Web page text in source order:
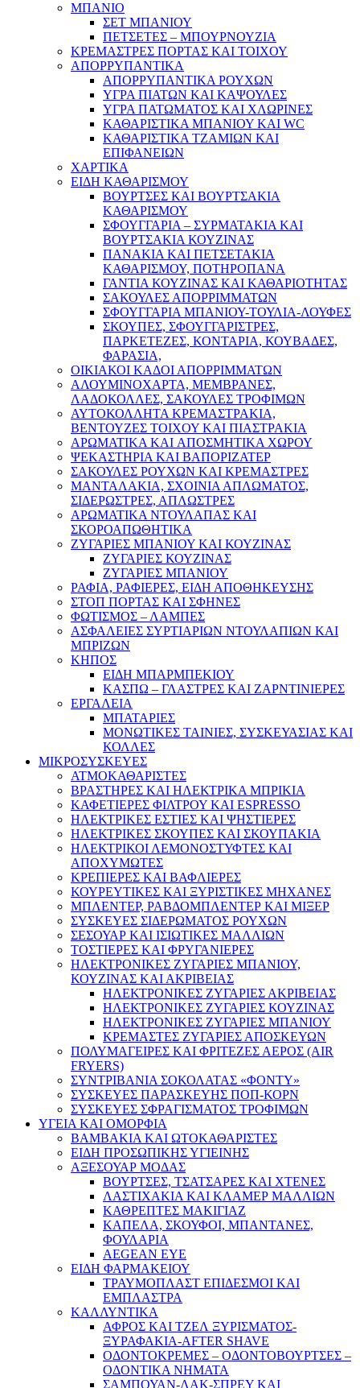
ΜΠΑΝΙΟ
ΣΕΤ ΜΠΑΝΙΟΥ
ΠΕΤΣΕΤΕΣ – ΜΠΟΥΡΝΟΥΖΙΑ
ΚΡΕΜΑΣΤΡΕΣ ΠΟΡΤΑΣ ΚΑΙ ΤΟΙΧΟΥ
ΑΠΟΡΡΥΠΑΝΤΙΚΑ
ΑΠΟΡΡΥΠΑΝΤΙΚΑ ΡΟΥΧΩΝ
ΥΓΡΑ ΠΙΑΤΩΝ ΚΑΙ ΚΑΨΟΥΛΕΣ
ΥΓΡΑ ΠΑΤΩΜΑΤΟΣ ΚΑΙ ΧΛΩΡΙΝΕΣ
ΚΑΘΑΡΙΣΤΙΚΑ ΜΠΑΝΙΟΥ ΚΑΙ WC
ΚΑΘΑΡΙΣΤΙΚΑ ΤΖΑΜΙΩΝ ΚΑΙ
ΕΠΙΦΑΝΕΙΩΝ
ΧΑΡΤΙΚΑ
ΕΙΔΗ ΚΑΘΑΡΙΣΜΟΥ
ΒΟΥΡΤΣΕΣ ΚΑΙ ΒΟΥΡΤΣΑΚΙΑ
ΚΑΘΑΡΙΣΜΟΥ
ΣΦΟΥΓΓΑΡΙΑ – ΣΥΡΜΑΤΑΚΙΑ ΚΑΙ
ΒΟΥΡΤΣΑΚΙΑ ΚΟΥΖΙΝΑΣ
ΠΑΝΑΚΙΑ ΚΑΙ ΠΕΤΣΕΤΑΚΙΑ
ΚΑΘΑΡΙΣΜΟΥ, ΠΟΤΗΡΟΠΑΝΑ
ΓΑΝΤΙΑ ΚΟΥΖΙΝΑΣ ΚΑΙ ΚΑΘΑΡΙΟΤΗΤΑΣ
ΣΑΚΟΥΛΕΣ ΑΠΟΡΡΙΜΜΑΤΩΝ
ΣΦΟΥΓΓΑΡΙΑ ΜΠΑΝΙΟΥ-ΤΟΥΛΙΑ-ΛΟΥΦΕΣ
ΣΚΟΥΠΕΣ, ΣΦΟΥΓΓΑΡΙΣΤΡΕΣ,
ΠΑΡΚΕΤΕΖΕΣ, ΚΟΝΤΑΡΙΑ, ΚΟΥΒΑΔΕΣ,
ΦΑΡΑΣΙΑ,
ΟΙΚΙΑΚΟΙ ΚΑΔΟΙ ΑΠΟΡΡΙΜΜΑΤΩΝ
ΑΛΟΥΜΙΝΟΧΑΡΤΑ, ΜΕΜΒΡΑΝΕΣ,
ΛΑΔΟΚΟΛΛΕΣ, ΣΑΚΟΥΛΕΣ ΤΡΟΦΙΜΩΝ
ΑΥΤΟΚΟΛΛΗΤΑ ΚΡΕΜΑΣΤΡΑΚΙΑ,
ΒΕΝΤΟΥΖΕΣ ΤΟΙΧΟΥ ΚΑΙ ΠΙΑΣΤΡΑΚΙΑ
ΑΡΩΜΑΤΙΚΑ KAI ΑΠΟΣΜΗΤΙΚΑ ΧΩΡΟΥ
ΨΕΚΑΣΤΗΡΙΑ ΚΑΙ ΒΑΠΟΡΙΖΑΤΕΡ
ΣΑΚΟΥΛΕΣ ΡΟΥΧΩΝ ΚΑΙ ΚΡΕΜΑΣΤΡΕΣ
ΜΑΝΤΑΛΑΚΙΑ, ΣΧΟΙΝΙΑ ΑΠΛΩΜΑΤΟΣ,
ΣΙΔΕΡΩΣΤΡΕΣ, ΑΠΛΩΣΤΡΕΣ
ΑΡΩΜΑΤΙΚΑ ΝΤΟΥΛΑΠΑΣ ΚΑΙ
ΣΚΟΡΟΑΠΩΘΗΤΙΚΑ
ΖΥΓΑΡΙΕΣ ΜΠΑΝΙΟΥ ΚΑΙ ΚΟΥΖΙΝΑΣ
ΖΥΓΑΡΙΕΣ ΚΟΥΖΙΝΑΣ
ΖΥΓΑΡΙΕΣ ΜΠΑΝΙΟΥ
ΡΑΦΙΑ, ΡΑΦΙΕΡΕΣ, ΕΙΔΗ ΑΠΟΘΗΚΕΥΣΗΣ
ΣΤΟΠ ΠΟΡΤΑΣ ΚΑΙ ΣΦΗΝΕΣ
ΦΩΤΙΣΜΟΣ – ΛΑΜΠΕΣ
ΑΣΦΑΛΕΙΕΣ ΣΥΡΤΙΑΡΙΩΝ ΝΤΟΥΛΑΠΙΩΝ ΚΑΙ
ΜΠΡΙΖΩΝ
ΚΗΠΟΣ
ΕΙΔΗ ΜΠΑΡΜΠΕΚΙΟΥ
ΚΑΣΠΩ – ΓΛΑΣΤΡΕΣ ΚΑΙ ΖΑΡΝΤΙΝΙΕΡΕΣ
ΕΡΓΑΛΕΙΑ
ΜΠΑΤΑΡΙΕΣ
ΜΟΝΩΤΙΚΕΣ ΤΑΙΝΙΕΣ, ΣΥΣΚΕΥΑΣΙΑΣ ΚΑΙ
ΚΟΛΛΕΣ
ΜΙΚΡΟΣΥΣΚΕΥΕΣ
ΑΤΜΟΚΑΘΑΡΙΣΤΕΣ
ΒΡΑΣΤΗΡΕΣ ΚΑΙ ΗΛΕΚΤΡΙΚΑ ΜΠΡΙΚΙΑ
ΚΑΦΕΤΙΕΡΕΣ ΦΙΛΤΡΟΥ ΚΑΙ ESPRESSO
ΗΛΕΚΤΡΙΚΕΣ ΕΣΤΙΕΣ ΚΑΙ ΨΗΣΤΙΕΡΕΣ
ΗΛΕΚΤΡΙΚΕΣ ΣΚΟΥΠΕΣ ΚΑΙ ΣΚΟΥΠΑΚΙΑ
ΗΛΕΚΤΡΙΚΟΙ ΛΕΜΟΝΟΣΤΥΦΤΕΣ ΚΑΙ
ΑΠΟΧΥΜΩΤΕΣ
ΚΡΕΠΙΕΡΕΣ ΚΑΙ ΒΑΦΛΙΕΡΕΣ
ΚΟΥΡΕΥΤΙΚΕΣ ΚΑΙ ΞΥΡΙΣΤΙΚΕΣ ΜΗΧΑΝΕΣ
ΜΠΛΕΝΤΕΡ, ΡΑΒΔΟΜΠΛΕΝΤΕΡ ΚΑΙ ΜΙΞΕΡ
ΣΥΣΚΕΥΕΣ ΣΙΔΕΡΩΜΑΤΟΣ ΡΟΥΧΩΝ
ΣΕΣΟΥΑΡ ΚΑΙ ΙΣΙΩΤΙΚΕΣ ΜΑΛΛΙΩΝ
ΤΟΣΤΙΕΡΕΣ ΚΑΙ ΦΡΥΓΑΝΙΕΡΕΣ
ΗΛΕΚΤΡΟΝΙΚΕΣ ΖΥΓΑΡΙΕΣ ΜΠΑΝΙΟΥ,
ΚΟΥΖΙΝΑΣ ΚΑΙ ΑΚΡΙΒΕΙΑΣ
ΗΛΕΚΤΡΟΝΙΚΕΣ ΖΥΓΑΡΙΕΣ ΑΚΡΙΒΕΙΑΣ
ΗΛΕΚΤΡΟΝΙΚΕΣ ΖΥΓΑΡΙΕΣ ΚΟΥΖΙΝΑΣ
ΗΛΕΚΤΡΟΝΙΚΕΣ ΖΥΓΑΡΙΕΣ ΜΠΑΝΙΟΥ
ΚΡΕΜΑΣΤΕΣ ΖΥΓΑΡΙΕΣ ΑΠΟΣΚΕΥΩΝ
ΠΟΛΥΜΑΓΕΙΡΕΣ ΚΑΙ ΦΡΙΤΕΖΕΣ ΑΕΡΟΣ (AIR
FRYERS)
ΣΥΝΤΡΙΒΑΝΙΑ ΣΟΚΟΛΑΤΑΣ «ΦΟΝΤΥ»
ΣΥΣΚΕΥΕΣ ΠΑΡΑΣΚΕΥΗΣ ΠΟΠ-ΚΟΡΝ
ΣΥΣΚΕΥΕΣ ΣΦΡΑΓΙΣΜΑΤΟΣ ΤΡΟΦΙΜΩΝ
ΥΓΕΙΑ ΚΑΙ ΟΜΟΡΦΙΑ
ΒΑΜΒΑΚΙΑ ΚΑΙ ΩΤΟΚΑΘΑΡΙΣΤΕΣ
ΕΙΔΗ ΠΡΟΣΩΠΙΚΗΣ ΥΓΙΕΙΝΗΣ
ΑΞΕΣΟΥΑΡ ΜΟΔΑΣ
ΒΟΥΡΤΣΕΣ, ΤΣΑΤΣΑΡΕΣ ΚΑΙ ΧΤΕΝΕΣ
ΛΑΣΤΙΧΑΚΙΑ ΚΑΙ ΚΛΑΜΕΡ ΜΑΛΛΙΩΝ
ΚΑΘΡΕΠΤΕΣ ΜΑΚΙΓΙΑΖ
ΚΑΠΕΛΑ, ΣΚΟΥΦΟΙ, ΜΠΑΝΤΑΝΕΣ,
ΦΟΥΛΑΡΙΑ
AEGEAN EYE
ΕΙΔΗ ΦΑΡΜΑΚΕΙΟΥ
ΤΡΑΥΜΟΠΛΑΣΤ ΕΠΙΔΕΣΜΟΙ ΚΑΙ
ΕΜΠΛΑΣΤΡΑ
ΚΑΛΛΥΝΤΙΚΑ
ΑΦΡΟΣ ΚΑΙ ΤΖΕΛ ΞΥΡΙΣΜΑΤΟΣ-
ΞΥΡΑΦΑΚΙΑ-AFTER SHAVE
ΟΔΟΝΤΟΚΡΕΜΕΣ – ΟΔΟΝΤΟΒΟΥΡΤΣΕΣ –
ΟΔΟΝΤΙΚΑ ΝΗΜΑΤΑ
ΣΑΜΠΟΥΑΝ-ΛΑΚ-ΣΠΡΕΥ ΚΑΙ